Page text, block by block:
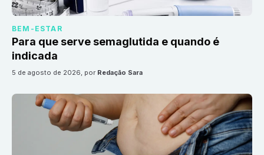
BEM-ESTAR
Para que serve semaglutida e quando é
indicada
5 de agosto de 2026, por Redação Sara